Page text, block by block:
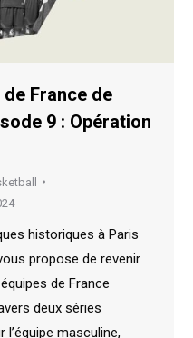
de France de
9 : Opération
historiques à Paris
propose de revenir
de France
deux séries
l’équipe masculine,